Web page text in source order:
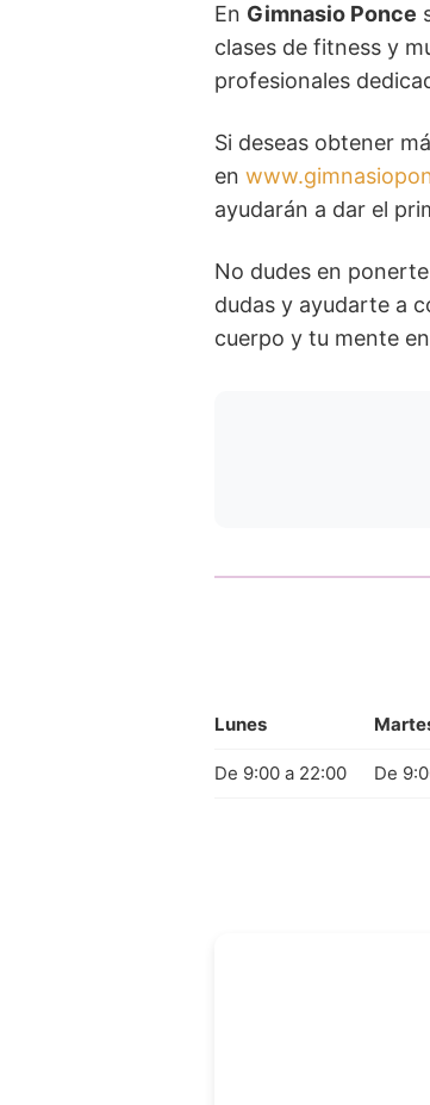
En Gimnasio Ponce
clases de fitness y
profesionales
Si deseas obtener
en
ayudarán a dar el
No dudes en
dudas y ayudarte a
cuerpo y tu mente
Lunes
De 9:00 a 22:00 De